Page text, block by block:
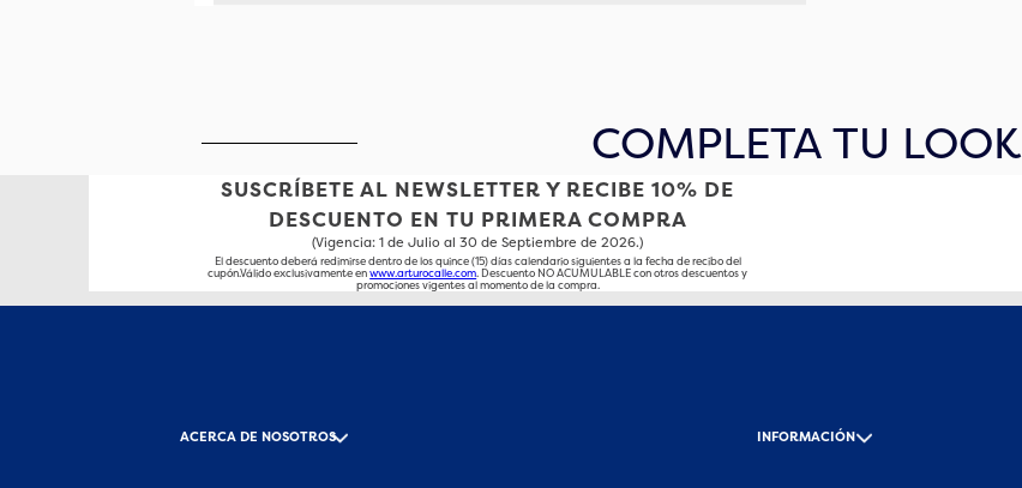
COMPLETA TU LOOK
SUSCRÍBETE AL NEWSLETTER Y RECIBE 10% DE
DESCUENTO EN TU PRIMERA COMPRA
(Vigencia: 1 de Julio al 30 de Septiembre de 2026.)
El descuento deberá redimirse dentro de los quince (15) días calendario siguientes a la fecha de recibo del
cupón.Válido exclusivamente enwww.arturocalle.com. Descuento NO ACUMULABLE con otros descuentos y
promociones vigentes al momento de la compra.
ACERCA DE NOSOTROS INFORMACIÓN